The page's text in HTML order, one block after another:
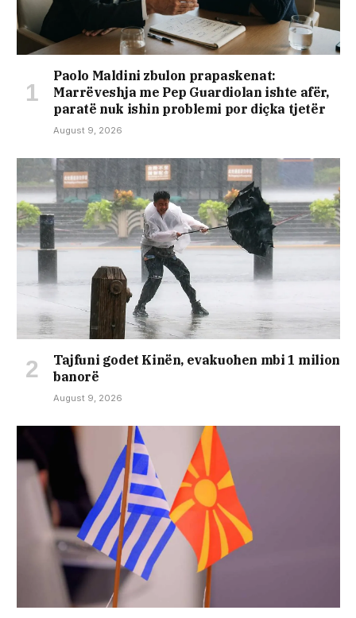
Paolo Maldini zbulon prapaskenat:
Marrëveshja me Pep Guardiolan ishte afër,
paratë nuk ishin problemi por diçka tjetër
August 9, 2026
Tajfuni godet Kinën, evakuohen mbi 1 milion
banorë
August 9, 2026